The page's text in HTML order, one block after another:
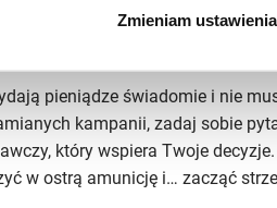
Zmieniam ustawienia
systemie zbierania
decyzyjnego i satysfakcji
pieniądze świadomie i nie
kampanii, zadaj sobie
który wspiera Twoje
w ostrą amunicję i… zacząć